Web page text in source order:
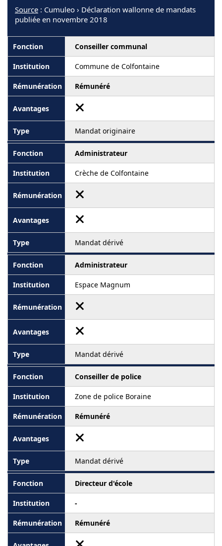
Source : Cumuleo › Déclaration wallonne de mandats
publiée en novembre 2018
Conseiller communal
Commune de Colfontaine
Rémunéré
Mandat originaire
Administrateur
Crèche de Colfontaine
Mandat dérivé
Administrateur
Espace Magnum
Mandat dérivé
Conseiller de police
Zone de police Boraine
Rémunéré
Mandat dérivé
Directeur d'école
-
Rémunéré